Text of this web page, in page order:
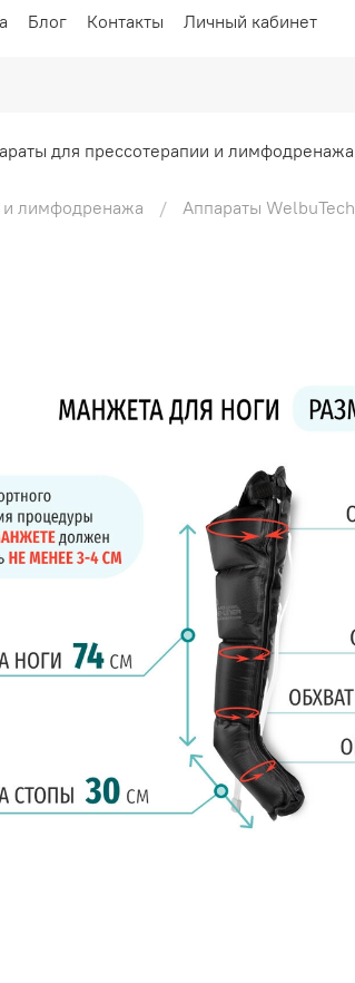
Блог Контакты Личный кабинет
для прессотерапии и лимфодренажа
и лимфодренажа Аппараты WelbuTech